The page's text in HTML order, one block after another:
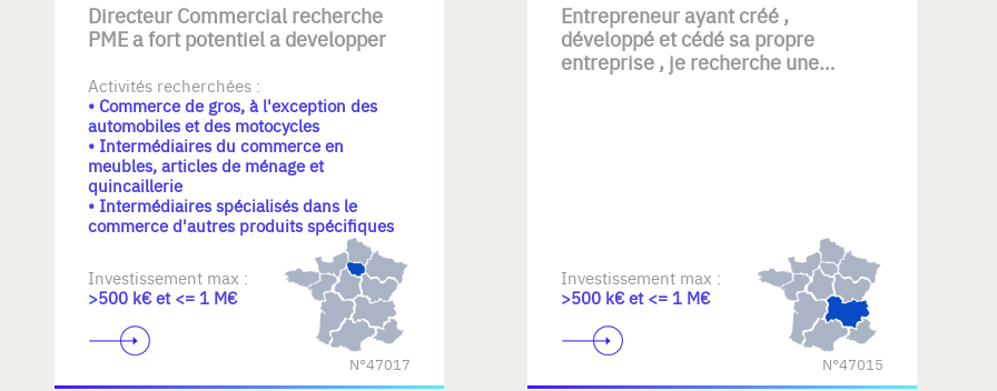
Directeur Commercial recherche
PME a fort potentiel a developper
Activités recherchées :
• Commerce de gros, à l'exception des
automobiles et des motocycles
• Intermédiaires du commerce en
meubles, articles de ménage et
quincaillerie
• Intermédiaires spécialisés dans le
commerce d'autres produits spécifiques
Investissement max :
>500 k€ et <= 1 M€
N°47017
Entrepreneur ayant créé ,
développé et cédé sa propre
entreprise , je recherche une
Investissement max :
>500 k€ et <= 1 M€
N°47015